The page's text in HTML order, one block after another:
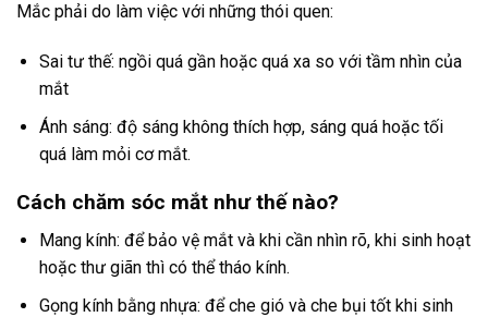
Mắc phải do làm việc với những thói quen:
Sai tư thế: ngồi quá gần hoặc quá xa so với tầm nhìn của
mắt
Ánh sáng: độ sáng không thích hợp, sáng quá hoặc tối
quá làm mỏi cơ mắt.
Cách chăm sóc mắt như thế nào?
Mang kính: để bảo vệ mắt và khi cần nhìn rõ, khi sinh hoạt
hoặc thư giãn thì có thể tháo kính.
Gọng kính bằng nhựa: để che gió và che bụi tốt khi sinh